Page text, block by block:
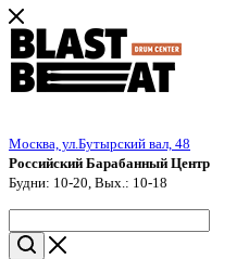
Москва, ул.Бутырский вал, 48
Российский Барабанный Центр
Будни: 10-20, Вых.: 10-18